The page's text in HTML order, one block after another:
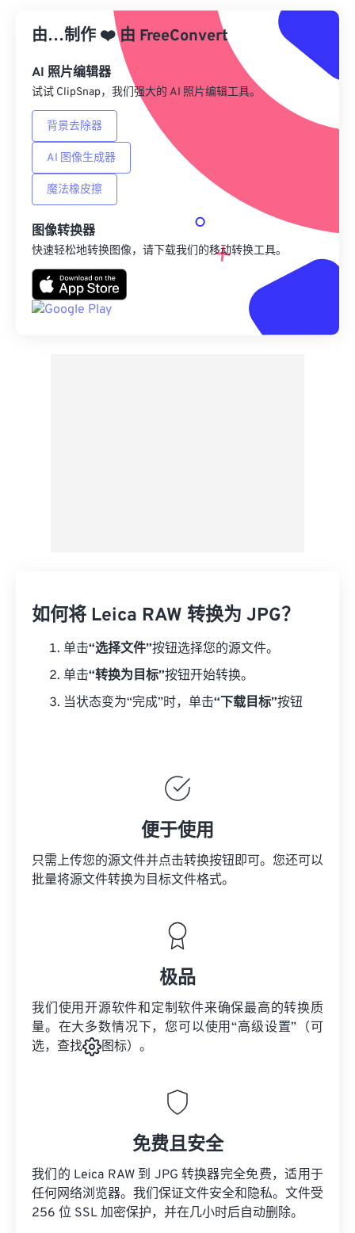
从预设应用
另存为预设
由…制作 ❤️由 FreeConvert
AI 照片编辑器
试试 ClipSnap，我们强大的 AI 照片编辑工具。
背景去除器
AI 图像生成器
魔法橡皮擦
图像转换器
快速轻松地转换图像，请下载我们的移动转换工具。
如何将 Leica RAW 转换为 JPG？
单击“选择文件”按钮选择您的源文件。
单击“转换为目标”按钮开始转换。
当状态变为“完成”时，单击“下载目标”按钮
便于使用
只需上传您的源文件并点击转换按钮即可。您还可以
批量将源文件转换为目标文件格式。
极品
我们使用开源软件和定制软件来确保最高的转换质
量。在大多数情况下，您可以使用“高级设置”（可
选，查找
图标）。
免费且安全
我们的 Leica RAW 到 JPG 转换器完全免费，适用于
任何网络浏览器。我们保证文件安全和隐私。文件受
256 位 SSL 加密保护，并在几小时后自动删除。